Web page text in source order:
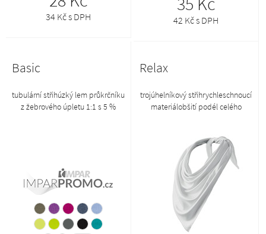
34 Kč s DPH 42 Kč s DPH
Basic
tubulární střihúzký lem průkrčníku
z žebrového úpletu 1:1 s 5 %
Relax
trojúhelníkový střihrychleschnoucí
materiálobšití podél celého